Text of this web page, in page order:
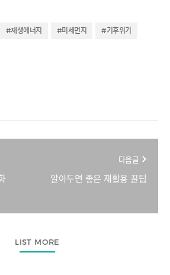
#재생에너지 #미세먼지 #기후위기
다음글
알아두면 좋은 재활용 꿀팁
LIST MORE